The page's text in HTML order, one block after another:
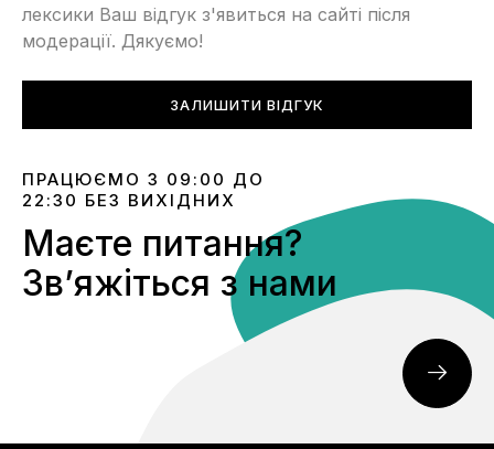
лексики Ваш відгук з'явиться на сайті після
модерації. Дякуємо!
ЗАЛИШИТИ ВІДГУК
ПРАЦЮЄМО З 09:00 ДО
22:30 БЕЗ ВИХІДНИХ
Маєте питання?
Звʼяжіться з нами